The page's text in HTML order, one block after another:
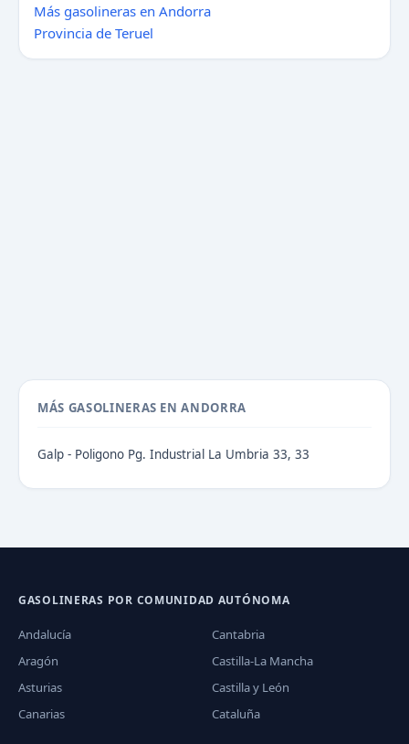
Más gasolineras en Andorra
Provincia de Teruel
MÁS GASOLINERAS EN ANDORRA
Galp - Poligono Pg. Industrial La Umbria 33, 33
GASOLINERAS POR COMUNIDAD AUTÓNOMA
Andalucía
Aragón
Asturias
Canarias
Cantabria
Castilla-La Mancha
Castilla y León
Cataluña